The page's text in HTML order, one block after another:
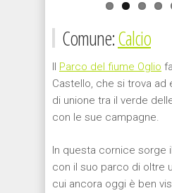
Comune:Calcio
Il Parco del fiume Oglio
Castello, che si trova ad
di unione tra il verde
con le sue campagne.
In questa cornice sorge
con il suo parco di oltre
cui ancora oggi è ben